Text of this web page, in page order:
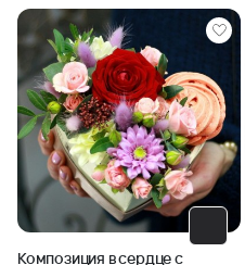
Композиция в сердце с